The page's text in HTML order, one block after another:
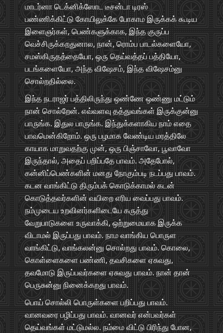
மாடர்னா டெக்னிக்ஸோட டீசன்டா டிரஸ்
பண்ணிக்கிட்டு கோயிலுக்கே போகாம இருக்கக் கூடிய
இளைஞர்கள், பெண்களுக்காக, இந்த குருப்ப
வெச்சிருக்கறதுனால, நான், ரொம்ப பாடல்களையோ,
சமஸ்கிருதத்தையோ, ஒரு தெய்வத்தப் பத்தியோ,
படங்களையோ, அந்த விஷேசம், இந்த விஷேசம்னு
சொல்றதில்லை.
இந்த நடராஜர் பத்திலிருந்து ஒண்ணே ஒண்ணு மட்டும்
நான் சொல்றேன். எவ்வளவு தத்துவங்கள் இருக்குன்னு
பாருங்க. இதுல பாருங்க. இந்துக்களாகிய நாம் எதை
பாவமென்கிறோம். ஒரு பழமாக வேண்டிய மரத்திலே
காயாக மாறுவதற்கு முன், ஒரு பிஞ்சாவோ, பூவாவோ
இருந்தால், அதைப் பறிப்பதே பாவம். அதேபோல்,
கன்னிப்பெண்களின் மனது நோகும்படி நடப்பது பாவம்.
கடன வாங்கிட்டு திரும்பக் கொடுக்காமல் கடன்
கொடுத்தவர்களின் வயிறை எரிய வைப்பது பாவம்.
நம்முடைய உறவினர்களிடையே கருத்து
வேறுபாடுகளை உருவாக்கி, ஒற்றுமையாக இருக்க
விடாமல் இருப்பது பாவம். நாம வாங்கிய பொருள
வாங்கிட்டு, வாங்கலன்னு சொல்றது பாவம். கொலை,
கொள்ளைகளை பண்ணி, தவசிகளை ஏசுவது,
தவமோடு இருப்பவர்களை ஏசுவது பாவம். நான் தான்
பெருசுன்னு நினைக்கறது பாவம்.
பொய் சொல்லி பொருள்களை பறிப்பது பாவம்.
வானவரை பழிப்பது பாவம். வானவர் என்பவர்கள்
தெய்வங்கள் மட்டுமல்ல. நம்மை விட்டு பிரிந்து போன,